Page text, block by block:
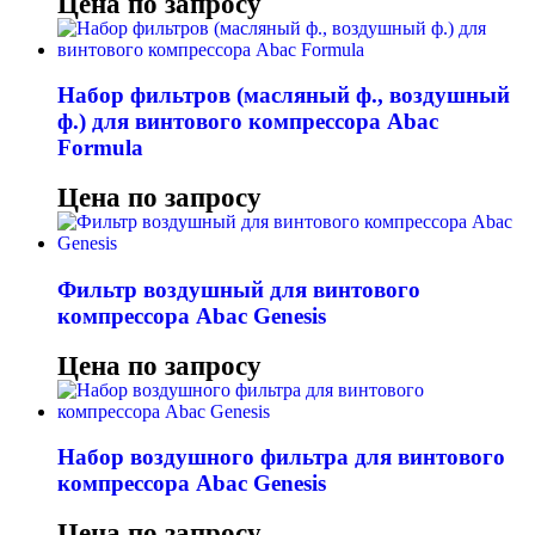
Набор фильтров (масляный ф., воздушный
ф.) для винтового компрессора Abac
Formula
Цена по запросу
Фильтр воздушный для винтового
компрессора Abac Genesis
Цена по запросу
Набор воздушного фильтра для винтового
компрессора Abac Genesis